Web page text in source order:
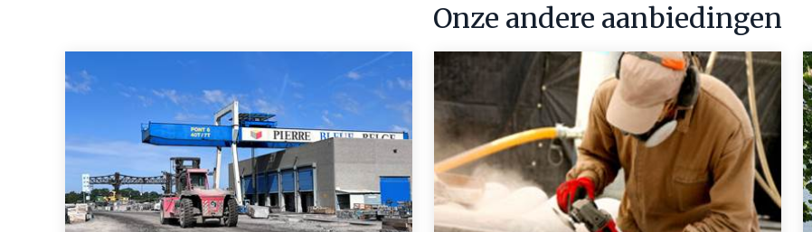
Onze andere aanbiedingen